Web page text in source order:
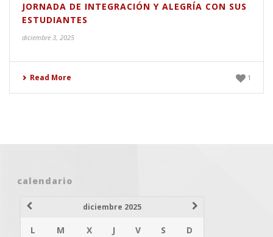
JORNADA DE INTEGRACIÓN Y ALEGRÍA CON SUS
ESTUDIANTES
diciembre 3, 2025
Read More 1
calendario
diciembre 2025
L M X J V S D